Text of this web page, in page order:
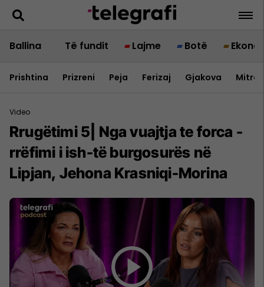
Ballina Të fundit Lajme Botë
Prishtina Prizreni Peja Ferizaj Gjakova
Video
Rrugëtimi 5| Nga vuajtja te forca -
rrëfimi i ish-të burgosurës në
Lipjan, Jehona Krasniqi-Morina